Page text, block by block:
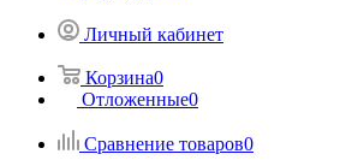
Личный кабинет
Корзина0
Отложенные0
Сравнение товаров0